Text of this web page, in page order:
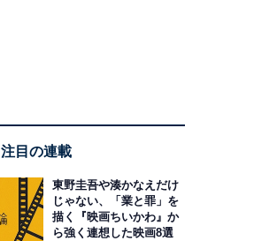
注目の連載
東野圭吾や湊かなえだけ
じゃない、「業と罪」を
描く『映画ちいかわ』か
ら強く連想した映画8選